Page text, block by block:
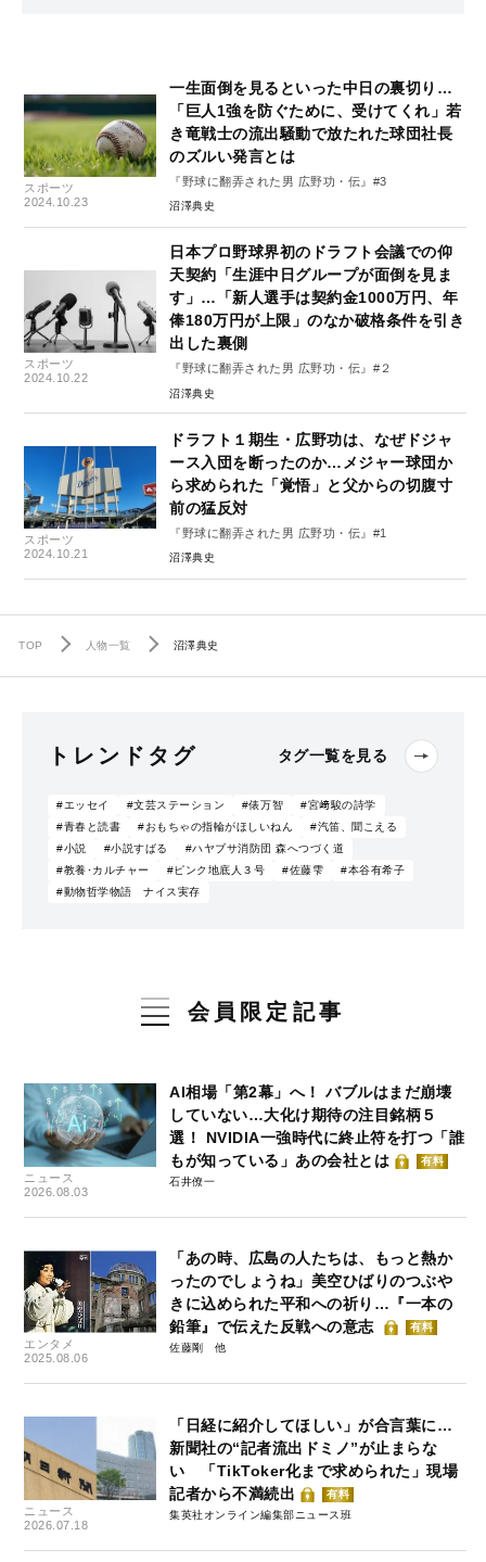
スポーツ
2024.10.23
一生面倒を見るといった中日の裏切り…
「巨人1強を防ぐために、受けてくれ」若
き竜戦士の流出騒動で放たれた球団社長
のズルい発言とは
『野球に翻弄された男 広野功・伝』#3
沼澤典史
スポーツ
2024.10.22
日本プロ野球界初のドラフト会議での仰
天契約「生涯中日グループが面倒を見ま
す」…「新人選手は契約金1000万円、年
俸180万円が上限」のなか破格条件を引き
出した裏側
『野球に翻弄された男 広野功・伝』#２
沼澤典史
スポーツ
2024.10.21
ドラフト１期生・広野功は、なぜドジャ
ース入団を断ったのか…メジャー球団か
ら求められた「覚悟」と父からの切腹寸
前の猛反対
『野球に翻弄された男 広野功・伝』#1
沼澤典史
TOP 人物一覧 沼澤典史
トレンドタグ タグ一覧を見る
#エッセイ #文芸ステーション #俵万智
#宮﨑駿の詩学
#青春と読書
#おもちゃの指輪がほしいねん
#汽笛、聞こえる
#小説
#小説すばる
#ハヤブサ消防団 森へつづく道
#教養･カルチャー
#ピンク地底人３号 #佐藤雫
#本谷有希子
#動物哲学物語 ナイス実存
会員限定記事
ニュース
2026.08.03
AI相場「第2幕」へ！ バブルはまだ崩壊
していない…大化け期待の注目銘柄５
選！ NVIDIA一強時代に終止符を打つ「誰
もが知っている」あの会社とは
有料
石井僚一
エンタメ
2025.08.06
「あの時、広島の人たちは、もっと熱か
ったのでしょうね」美空ひばりのつぶや
きに込められた平和への祈り…『一本の
鉛筆』で伝えた反戦への意志
有料
佐藤剛
ニュース
2026.07.18
「日経に紹介してほしい」が合言葉に…
新聞社の“記者流出ドミノ”が止まらな
い 「TikToker化まで求められた」現場
記者から不満続出
有料
集英社オンライン編集部ニュース班